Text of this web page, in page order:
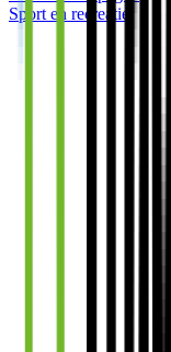
Sport en recreatie